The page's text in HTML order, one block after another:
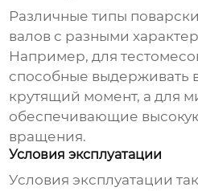
Различные типы
валов с разными
Например, для
способные выдерживать
крутящий момент, а для
обеспечивающие
вращения.
Условия эксплуатации
Условия эксплуатации